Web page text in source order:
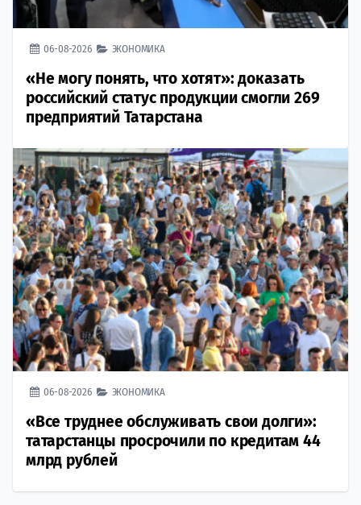
06-08-2026 ЭКОНОМИКА
«Не могу понять, что хотят»: доказать
российский статус продукции смогли 269
предприятий Татарстана
06-08-2026 ЭКОНОМИКА
«Все труднее обслуживать свои долги»:
татарстанцы просрочили по кредитам 44
млрд рублей